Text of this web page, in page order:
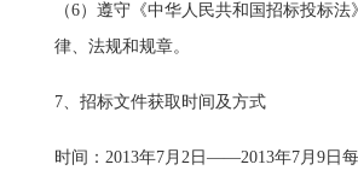
（6）遵守《中华人民共和国招标投标
律、法规和规章。
7、招标文件获取时间及方式
时间：2013年7月2日——2013年7月9日